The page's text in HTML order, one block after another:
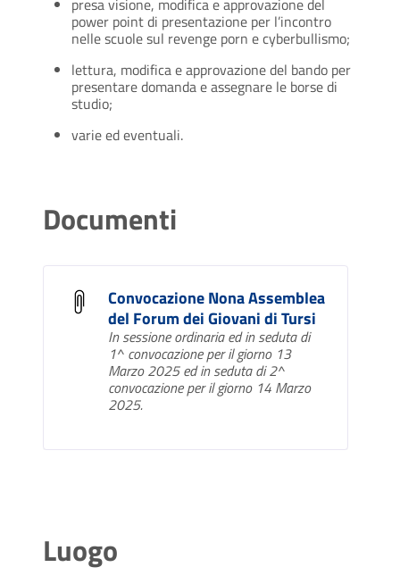
presa visione, modifica e approvazione del
power point di presentazione per l’incontro
nelle scuole sul revenge porn e cyberbullismo;
lettura, modifica e approvazione del bando per
presentare domanda e assegnare le borse di
studio;
varie ed eventuali.
Documenti
Convocazione Nona Assemblea
del Forum dei Giovani di Tursi
In sessione ordinaria ed in seduta di
1^ convocazione per il giorno 13
Marzo 2025 ed in seduta di 2^
convocazione per il giorno 14 Marzo
2025.
Luogo